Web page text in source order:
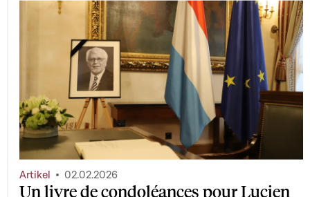
Un livre de condoléances pour Lucien
Artikel 02.02.2026